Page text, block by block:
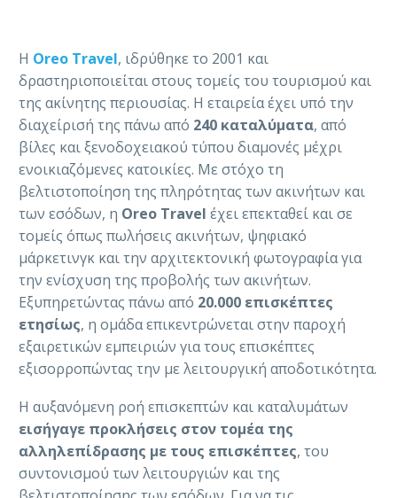
Η Oreo Travel, ιδρύθηκε το 2001 και
δραστηριοποιείται στους τομείς του τουρισμού και
της ακίνητης περιουσίας. Η εταιρεία έχει υπό την
διαχείρισή της πάνω από 240 καταλύματα, από
βίλες και ξενοδοχειακού τύπου διαμονές μέχρι
ενοικιαζόμενες κατοικίες. Με στόχο τη
βελτιστοποίηση της πληρότητας των ακινήτων και
των εσόδων, η Oreo Travel έχει επεκταθεί και σε
τομείς όπως πωλήσεις ακινήτων, ψηφιακό
μάρκετινγκ και την αρχιτεκτονική φωτογραφία για
την ενίσχυση της προβολής των ακινήτων.
Εξυπηρετώντας πάνω από 20.000 επισκέπτες
ετησίως, η ομάδα επικεντρώνεται στην παροχή
εξαιρετικών εμπειριών για τους επισκέπτες
εξισορροπώντας την με λειτουργική αποδοτικότητα.
Η αυξανόμενη ροή επισκεπτών και καταλυμάτων
εισήγαγε προκλήσεις στον τομέα της
αλληλεπίδρασης με τους επισκέπτες, του
συντονισμού των λειτουργιών και της